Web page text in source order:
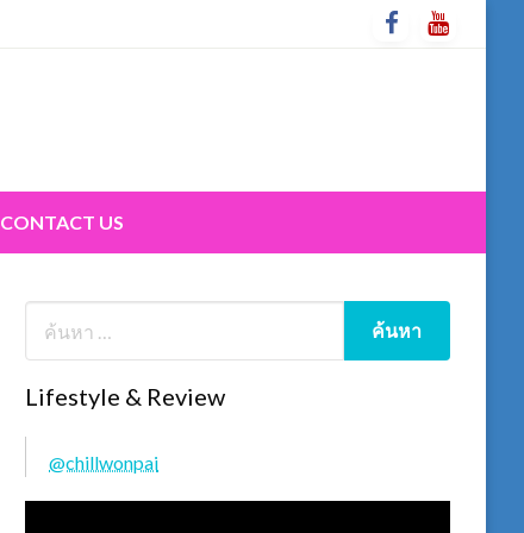
CONTACT US
Lifestyle & Review
@chillwonpai